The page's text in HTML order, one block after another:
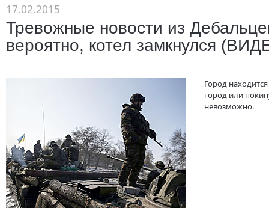
17.02.2015
Тревожные новости из
вероятно, котел замкнулся
Город
город или
невозможно.